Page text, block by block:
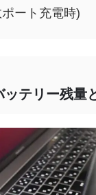
ート充電時)
ッテリー残量